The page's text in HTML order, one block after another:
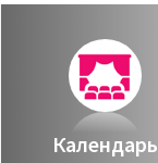
Календарь